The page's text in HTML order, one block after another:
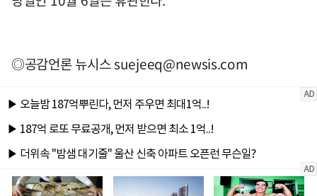
◎공감언론 뉴시스suejeeq@newsis.com